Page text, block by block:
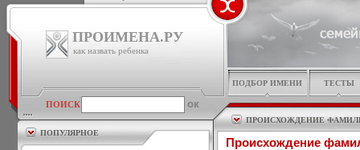
ПРОИМЕНА.РУ
как назвать ребенка
ПОИСК
ПОПУЛЯРНОЕ
ПОДБОР ИМЕНИ ТЕСТЫ
ПРОИСХОЖДЕНИЕ
Происхождение